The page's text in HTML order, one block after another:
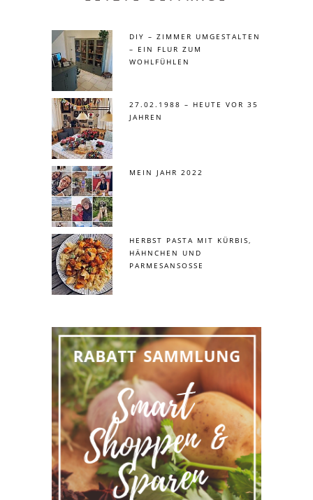
DIY – ZIMMER UMGESTALTEN
– EIN FLUR ZUM
WOHLFÜHLEN
27.02.1988 – HEUTE VOR 35
JAHREN
MEIN JAHR 2022
HERBST PASTA MIT KÜRBIS,
HÄHNCHEN UND
PARMESANSOSSE